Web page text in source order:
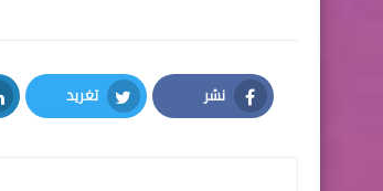
نشر
Facebook
تغريد
Twitter